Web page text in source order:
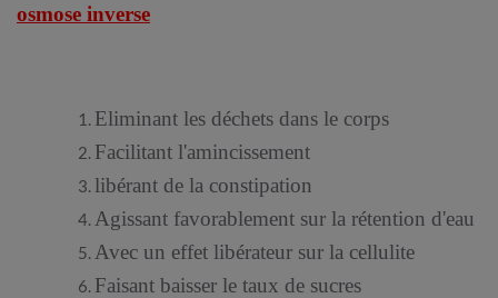
osmose inverse
Eliminant les déchets dans le corps
Facilitant l'amincissement
libérant de la constipation
Agissant favorablement sur la rétention d'eau
Avec un effet libérateur sur la cellulite
Faisant baisser le taux de sucres